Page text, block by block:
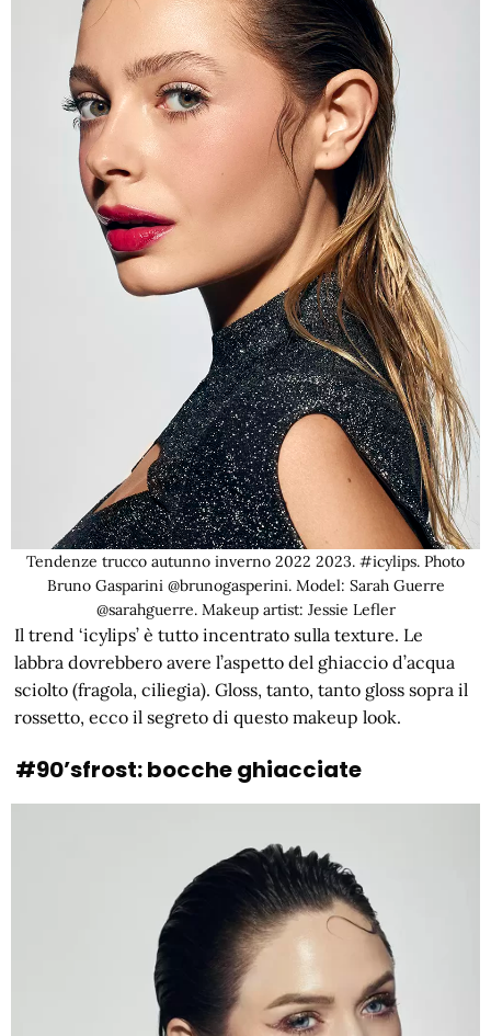
Tendenze trucco autunno inverno 2022 2023. #icylips. Photo
Bruno Gasparini @brunogasperini. Model: Sarah Guerre
@sarahguerre. Makeup artist: Jessie Lefler
Il trend ‘icylips’ è tutto incentrato sulla texture. Le
labbra dovrebbero avere l’aspetto del ghiaccio d’acqua
sciolto (fragola, ciliegia). Gloss, tanto, tanto gloss sopra il
rossetto, ecco il segreto di questo makeup look.
#90’sfrost: bocche ghiacciate